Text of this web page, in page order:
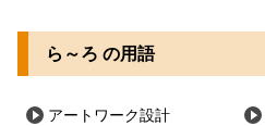
ら～ろ の用語
アートワーク設計